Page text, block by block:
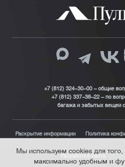
+7 (812) 324-30-00 - общие
+7 (812) 337-38-22 – по
багажа и забытых вещей
Раскрытие информации Политика
Разработка сайта
Мы используем cookies для
максимально удобным и